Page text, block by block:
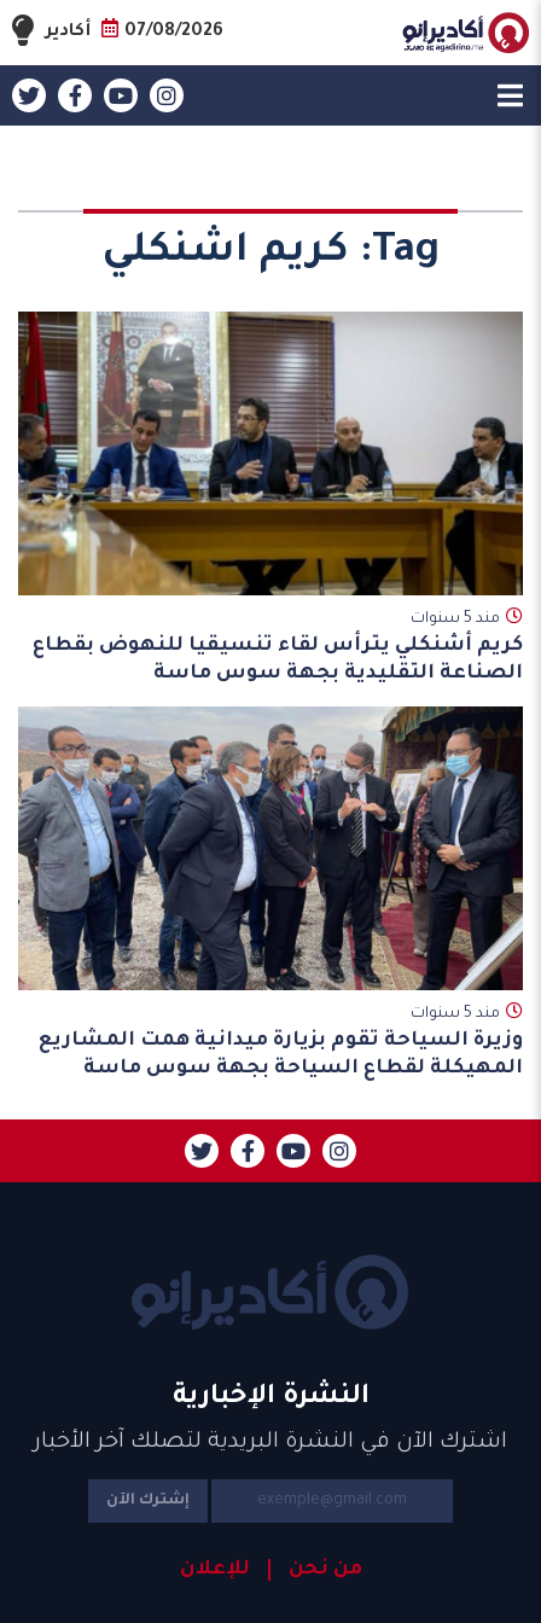
07/08/2026 أكادير
Tag: كريم اشنكلي
مند 5 سنوات
كريم أشنكلي يترأس لقاء تنسيقيا للنهوض بقطاع
الصناعة التقليدية بجهة سوس ماسة
مند 5 سنوات
وزيرة السياحة تقوم بزيارة ميدانية همت المشاريع
المهيكلة لقطاع السياحة بجهة سوس ماسة
النشرة الإخبارية
اشترك الآن في النشرة البريدية لتصلك آخر الأخبار
إشترك الآن
من نحن للإعلان